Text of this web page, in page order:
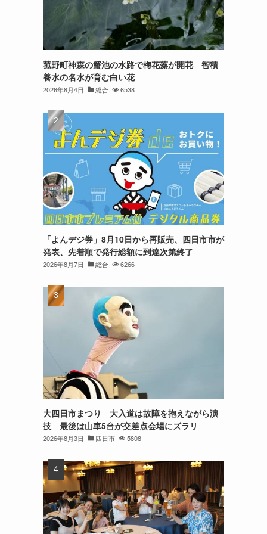
菰野町神森の蟹池の水路で梅花藻が開花 智積
養水の名水が育む白い花
2026年8月4日 総合 6538
「よんデジ券」8月10日から再販売、四日市市が
発表、先着順で発行総額に到達次第終了
2026年8月7日 総合 6266
大四日市まつり 大入道は故障を抱えながら演
技 最後は山車5台が交差点会場にズラリ
2026年8月3日 四日市 5808